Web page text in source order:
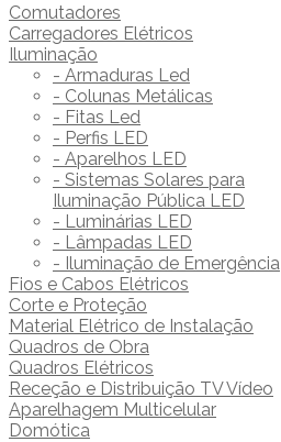
Comutadores
Carregadores Elétricos
Iluminação
- Armaduras Led
- Colunas Metálicas
- Fitas Led
- Perfis LED
- Aparelhos LED
- Sistemas Solares para
Iluminação Pública LED
- Luminárias LED
- Lâmpadas LED
- Iluminação de Emergência
Fios e Cabos Elétricos
Corte e Proteção
Material Elétrico de Instalação
Quadros de Obra
Quadros Elétricos
Receção e Distribuição TV Vídeo
Aparelhagem Multicelular
Domótica